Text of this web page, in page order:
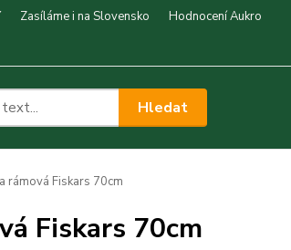
Zasíláme i na Slovensko
Hodnocení Aukro
Hledat
rámová Fiskars 70cm
Fiskars 70cm